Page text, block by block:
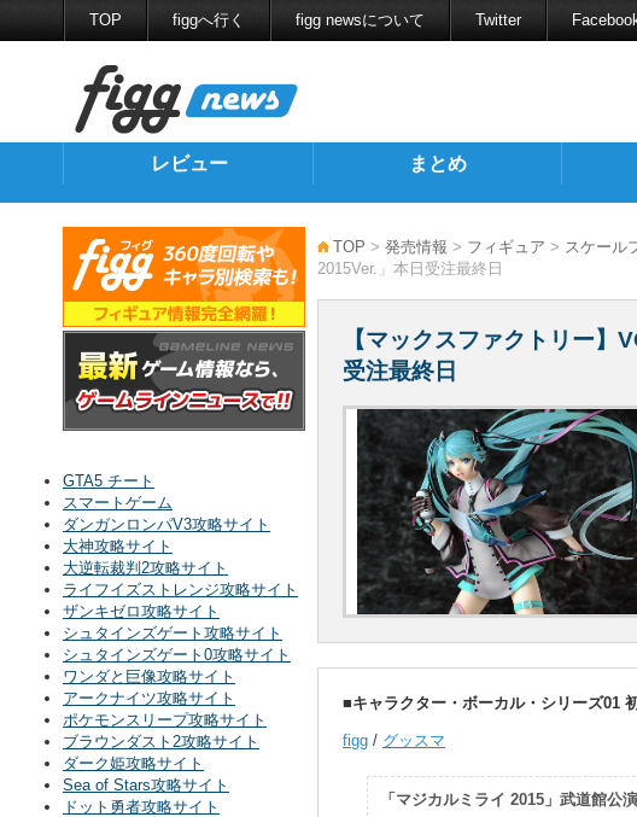
TOP figgへ行く figg newsについて Twitter
レビュー まとめ
TOP > 発売情報 > フィギュア > スケール
2015Ver.」本日受注最終日
【マックスファクトリー】
受注最終日
■キャラクター・ボーカル・シリーズ01
figg / グッスマ
「マジカルミライ 2015」武道館公
GTA5 チート
スマートゲーム
ダンガンロンパV3攻略サイト
大神攻略サイト
大逆転裁判2攻略サイト
ライフイズストレンジ攻略サイト
ザンキゼロ攻略サイト
シュタインズゲート攻略サイト
シュタインズゲート0攻略サイト
ワンダと巨像攻略サイト
アークナイツ攻略サイト
ポケモンスリープ攻略サイト
ブラウンダスト2攻略サイト
ダーク姫攻略サイト
Sea of Stars攻略サイト
ドット勇者攻略サイト